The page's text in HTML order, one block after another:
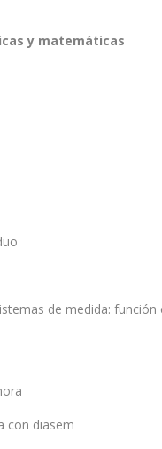
y matemáticas
de medida: función
con diasem